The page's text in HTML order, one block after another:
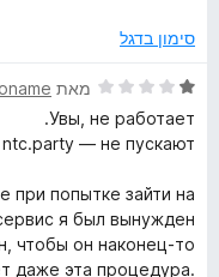
1
ת
סימון בדגל
ד
י
ר
ג
1
מ
ת
מאת
Увы, не работает.
— не пускают.
при попытке зайти на
я был вынужден
чтобы он наконец-то
даже эта процедура.